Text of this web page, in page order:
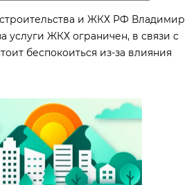
и ЖКХ РФ Владимир
услуги ЖКХ ограничен, в связи с
беспокоиться из-за влияния